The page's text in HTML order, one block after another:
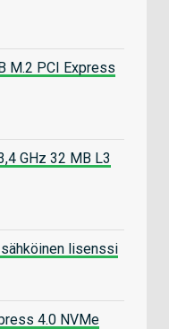
M.2 PCI Express
GHz 32 MB L3
lisenssi
4.0 NVMe